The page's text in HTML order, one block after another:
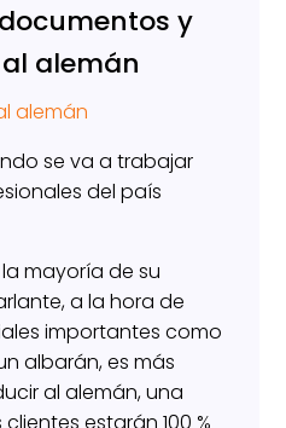
y
alemán
alemán
se va a trabajar
del país
mayoría de su
a la hora de
importantes como
albarán, es más
al alemán, una